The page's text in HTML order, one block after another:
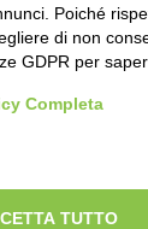
|contatti
Poiché
di non
GDPR per
Completa
TUTTO